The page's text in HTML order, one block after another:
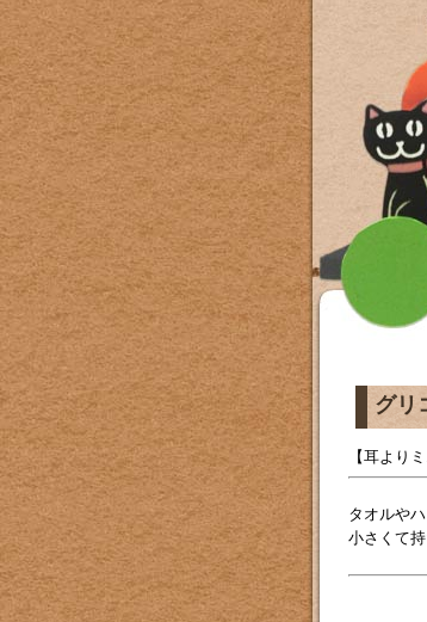
グリ
【耳より
タオルや
小さくて